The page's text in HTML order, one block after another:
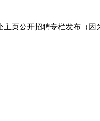
页公开招聘专栏发布（